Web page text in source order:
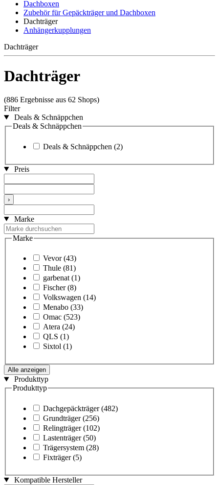
Dachboxen
Zubehör für Gepäckträger und Dachboxen
Dachträger
Anhängerkupplungen
Dachträger
Dachträger
(886 Ergebnisse aus 62 Shops)
Filter
Deals & Schnäppchen
Deals & Schnäppchen
Deals & Schnäppchen (2)
Preis
›
Marke
Marke
Vevor (43)
Thule (81)
garbenat (1)
Fischer (8)
Volkswagen (14)
Menabo (33)
Omac (523)
Atera (24)
QLS (1)
Sixtol (1)
Alle anzeigen
Produkttyp
Produkttyp
Dachgepäckträger (482)
Grundträger (256)
Relingträger (102)
Lastenträger (50)
Trägersystem (28)
Fixträger (5)
Kompatible Hersteller